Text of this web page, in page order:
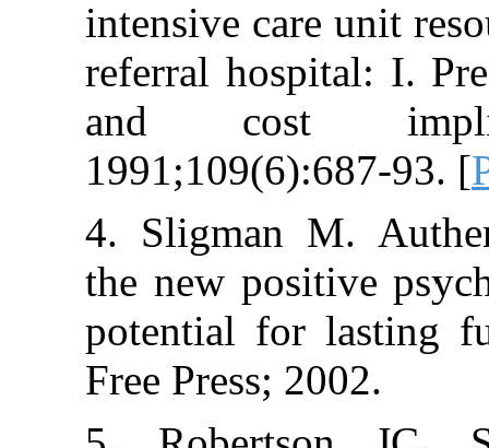
intensive care
referral
and cost
4. Sligman M.
the new
potential for
Free Press;